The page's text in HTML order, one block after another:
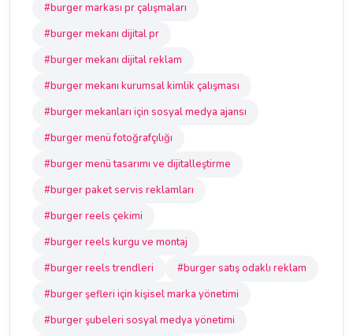
#burger markası pr çalışmaları
#burger mekanı dijital pr
#burger mekanı dijital reklam
#burger mekanı kurumsal kimlik çalışması
#burger mekanları için sosyal medya ajansı
#burger menü fotoğrafçılığı
#burger menü tasarımı ve dijitalleştirme
#burger paket servis reklamları
#burger reels çekimi
#burger reels kurgu ve montaj
#burger reels trendleri
#burger satış odaklı reklam
#burger şefleri için kişisel marka yönetimi
#burger şubeleri sosyal medya yönetimi